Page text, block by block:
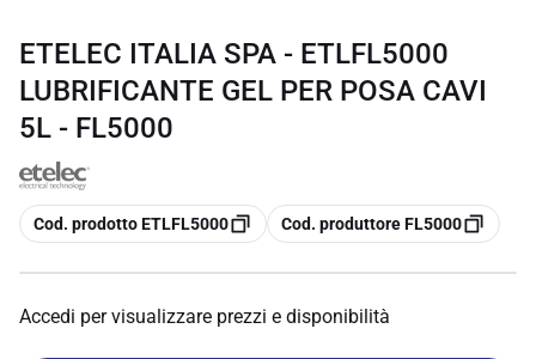
ETELEC ITALIA SPA - ETLFL5000
LUBRIFICANTE GEL PER POSA CAVI
5L - FL5000
copia
Cod. prodotto ETLFL5000 copia
Cod. produttore FL5000
Accedi per visualizzare prezzi e disponibilità